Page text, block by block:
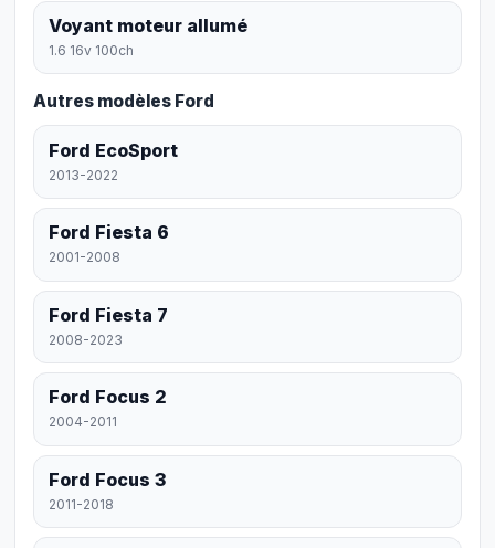
Voyant moteur allumé
1.6 16v 100ch
Autres modèles Ford
Ford EcoSport
2013-2022
Ford Fiesta 6
2001-2008
Ford Fiesta 7
2008-2023
Ford Focus 2
2004-2011
Ford Focus 3
2011-2018